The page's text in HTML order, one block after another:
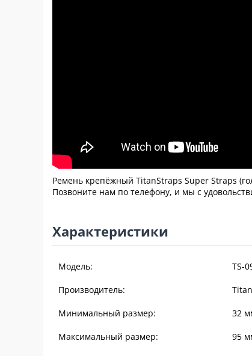
Ремень крепёжный TitanStraps Super Straps
Позвоните нам по телефону, и мы с
Характеристики
Модель: TS-
Производитель:
Минимальный размер: 32
Максимальный размер: 95